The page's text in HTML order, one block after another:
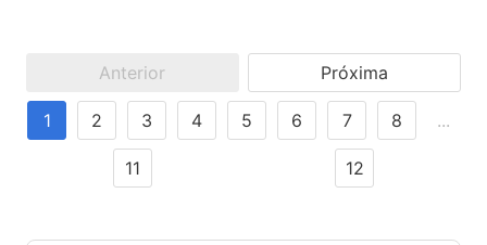
Anterior Próxima
1 2 3 4 5 6 7 8 ...
11 12